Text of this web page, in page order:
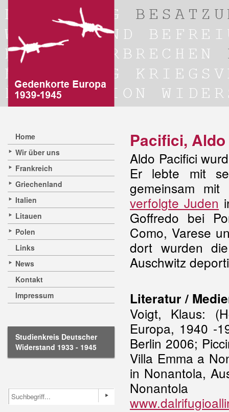
Home
Wir über uns
Frankreich
Griechenland
Italien
Litauen
Polen
Links
News
Kontakt
Impressum
Studienkreis Deutscher
Widerstand 1933 - 1945
Pacifici, Aldo
Aldo Pacifici
Er lebte mit
gemeinsam
verfolgte Juden
Goffredo bei
Como, Varese
dort wurden
Auschwitz
Literatur /
Voigt, Klaus:
Europa, 1940 -
Berlin 2006;
Villa Emma a
in Nonantola,